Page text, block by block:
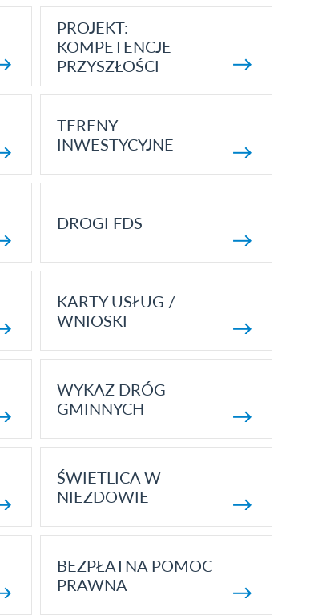
PROJEKT:
KOMPETENCJE
PRZYSZŁOŚCI
TERENY
INWESTYCYJNE
DROGI FDS
KARTY USŁUG /
WNIOSKI
WYKAZ DRÓG
GMINNYCH
ŚWIETLICA W
NIEZDOWIE
BEZPŁATNA POMOC
PRAWNA